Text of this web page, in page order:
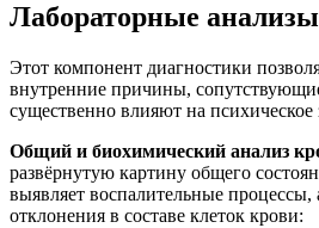
Лабораторные анализы
Этот компонент диагностики
внутренние причины,
существенно влияют на психическое
Общий и биохимический анализ
развёрнутую картину общего
выявляет воспалительные
отклонения в составе клеток крови: